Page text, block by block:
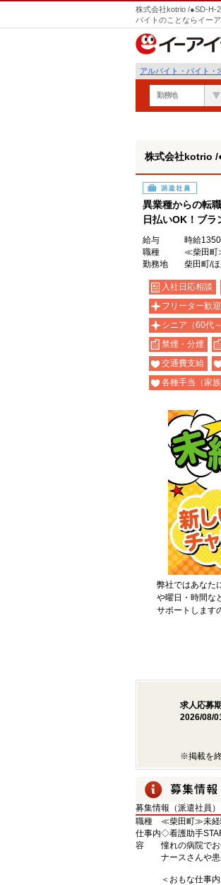
株式会社kotrio /●SD-H-
バイトのことならイー
アルバイト・バイト・
勤務地
株式会社kotrio /
派遣社員
異業種からの転
日払いOK！ブラ
給与
時給
職種
≪柴田町
勤務地
柴田町/
入社日応相談
フリーター歓迎
シニア（60代
禁煙・分煙
交通費支給
各種手当（家
弊社ではあなた
や曜日・時間な
サポートします
求人応募
2026/08/
※掲載を
募集情報（派遣社員）
職種
≪柴田町≫未経
仕事内
容
◇看護助手
憧れの病院で
ナースさんや
＜おもな仕事内